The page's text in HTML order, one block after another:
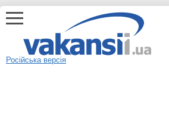
Російська версія